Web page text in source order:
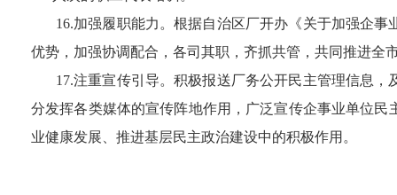
16.加强履职能力。根据自治区厂开办《关于加强企
优势，加强协调配合，各司其职，齐抓共管，共同推进全
17.注重宣传引导。积极报送厂务公开民主管理信息
分发挥各类媒体的宣传阵地作用，广泛宣传企事业单位
业健康发展、推进基层民主政治建设中的积极作用。